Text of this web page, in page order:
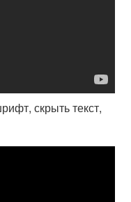
скрыть текст,